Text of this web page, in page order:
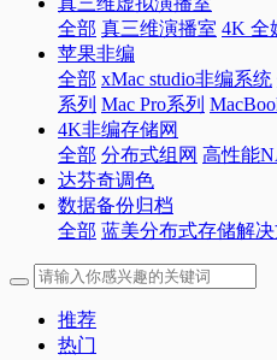
全部 真三维演播室 4K 全
苹果非编
全部 xMac studio非编系统
系列 Mac Pro系列
4K非编存储网
全部 分布式组网 高性能
达芬奇调色
数据备份归档
全部 蓝美分布式存储解
推荐
热门